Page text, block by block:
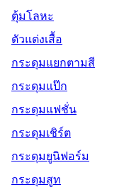
ตุ้มโลหะ
ตัวแต่งเสื้อ
กระดุมแยกตามสี
กระดุมแป๊ก
กระดุมแฟชั่น
กระดุมเชิร์ต
กระดุมยูนิฟอร์ม
กระดุมสูท